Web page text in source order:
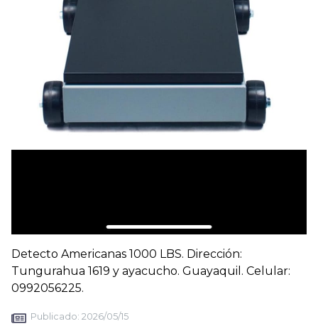
Detecto Americanas 1000 LBS. Dirección:
Tungurahua 1619 y ayacucho. Guayaquil. Celular:
0992056225.
Publicado: 2026/05/15